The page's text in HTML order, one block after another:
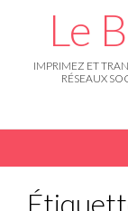
Le
IMPRIMEZ ET
RÉSEAUX